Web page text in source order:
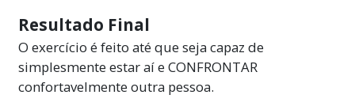
Resultado Final
O exercício é feito até que seja capaz de
simplesmente estar aí e CONFRONTAR
confortavelmente outra pessoa.